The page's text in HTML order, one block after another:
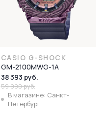
CASIO G-SHOCK
GM-2100MWG-1A
38 393 руб.
59 990 руб.
В магазине: Санкт-
Петербург